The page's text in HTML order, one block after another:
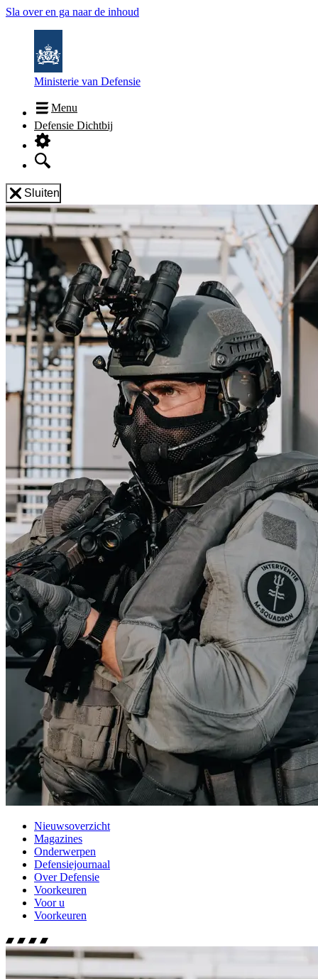
Sla over en ga naar de inhoud
Ministerie van Defensie
Menu
Defensie Dichtbij
Sluiten
Nieuwsoverzicht
Magazines
Onderwerpen
Defensiejournaal
Over Defensie
Voorkeuren
Voor u
Voorkeuren